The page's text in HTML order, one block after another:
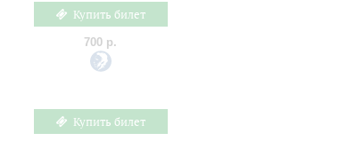
Купить билет
700 р.
Купить билет